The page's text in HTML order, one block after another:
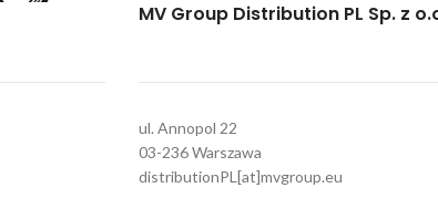
MV Group Distribution PL Sp. z
ul. Annopol 22
03-236 Warszawa
distributionPL[at]mvgroup.eu